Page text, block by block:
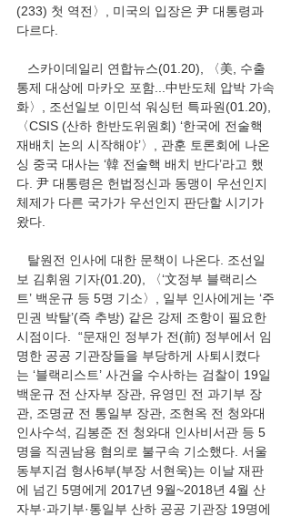
(233) 첫 역전〉, 미국의 입장은 尹 대통령과
다르다.
통제 대상에 마카오 포함...中반도체 압박 가속
화〉, 조선일보 이민석 워싱턴 특파원(01.20),
〈CSIS (산하 한반도위원회) ‘한국에 전술핵
재배치 논의 시작해야’〉, 관훈 토론회에 나온
싱 중국 대사는 ‘韓 전술핵 배치 반다’라고 했
다. 尹 대통령은 헌법정신과 동맹이 우선인지
체제가 다른 국가가 우선인지 판단할 시기가
왔다.
보 김휘원 기자(01.20), 〈‘文정부 블랙리스
트’ 백운규 등 5명 기소〉, 일부 인사에게는 ‘주
민권 박탈’(즉 추방) 같은 강제 조항이 필요한
시점이다.  “문재인 정부가 전(前) 정부에서 임
명한 공공 기관장들을 부당하게 사퇴시켰다
는 ‘블랙리스트’ 사건을 수사하는 검찰이 19일
백운규 전 산자부 장관, 유영민 전 과기부 장
관, 조명균 전 통일부 장관, 조현옥 전 청와대
인사수석, 김봉준 전 청와대 인사비서관 등 5
명을 직권남용 혐의로 불구속 기소했다. 서울
동부지검 형사6부(부장 서현욱)는 이날 재판
에 넘긴 5명에게 2017년 9월~2018년 4월 산
자부·과기부·통일부 산하 공공 기관장 19명에